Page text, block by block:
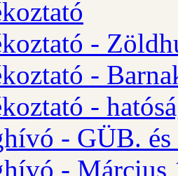
-
-
-
- GÜB.
- Március